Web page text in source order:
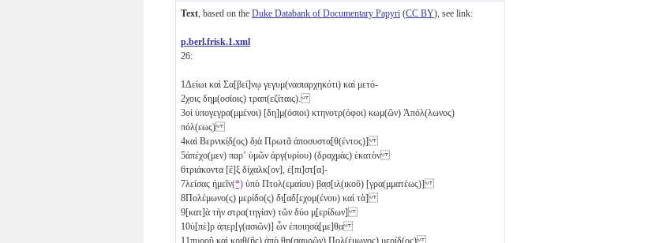
Text , based on the Duke Databank of Documentary Papyri (CC BY), see link:
p.berl.frisk.1.xml
26:
1Δείωι καὶ Σα[βεί]νῳ γεγυμ(νασιαρχηκότι) καὶ μετό-
2χοις δημ(οσίοις) τραπ(εζίταις).
3οἱ ὑπογεγρα(μμένοι) [δη]μ̣(όσιοι) κτηνοτρ(όφοι) κωμ(ῶν) Ἀπόλ(λωνος)
πόλ(εως)
4καὶ Βερνικί̣δ̣(ος) δ̣ιὰ Πρωτᾶ ἀποσυστα[θ(έντος)]
5ἀπέχο(μεν) παρʼ ὑμῶν ἀργ(υρίου) (δραχμὰς) ἑκατὸν
6τριάκοντα [ἓ]ξ δίχαλκ[ον], ἐ[πι]στ[α]-
7λείσας ἡμεῖν(*) ὑπὸ Πτολ(εμαίου) β̣α̣σ̣[ιλ̣(ικοῦ) [γρα(μματέως)]
8Πολέμωνο(ς) μερίδο(ς) δι̣[αδ[εχομ(ένου) καὶ τὰ]
9[κατ]ὰ τὴν στρα(τηγίαν) τῶν δύο μ̣[ερίδων]
10ὑ̣[πὲ]ρ ἀ̣π̣ερ̣[γ(ασιῶν)] ὧν ἐποιησά̣[με]θ̣α
11πυροῦ καὶ κριθ(ῆς) ἀπὸ θη(σαυρῶν) Πολ(έμωνος) μερίδ(ος)